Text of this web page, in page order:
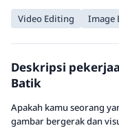
Video Editing Image
Deskripsi
Batik
Apakah kamu seorang
gambar bergerak dan